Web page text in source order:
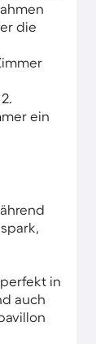
die
ein
in
auch